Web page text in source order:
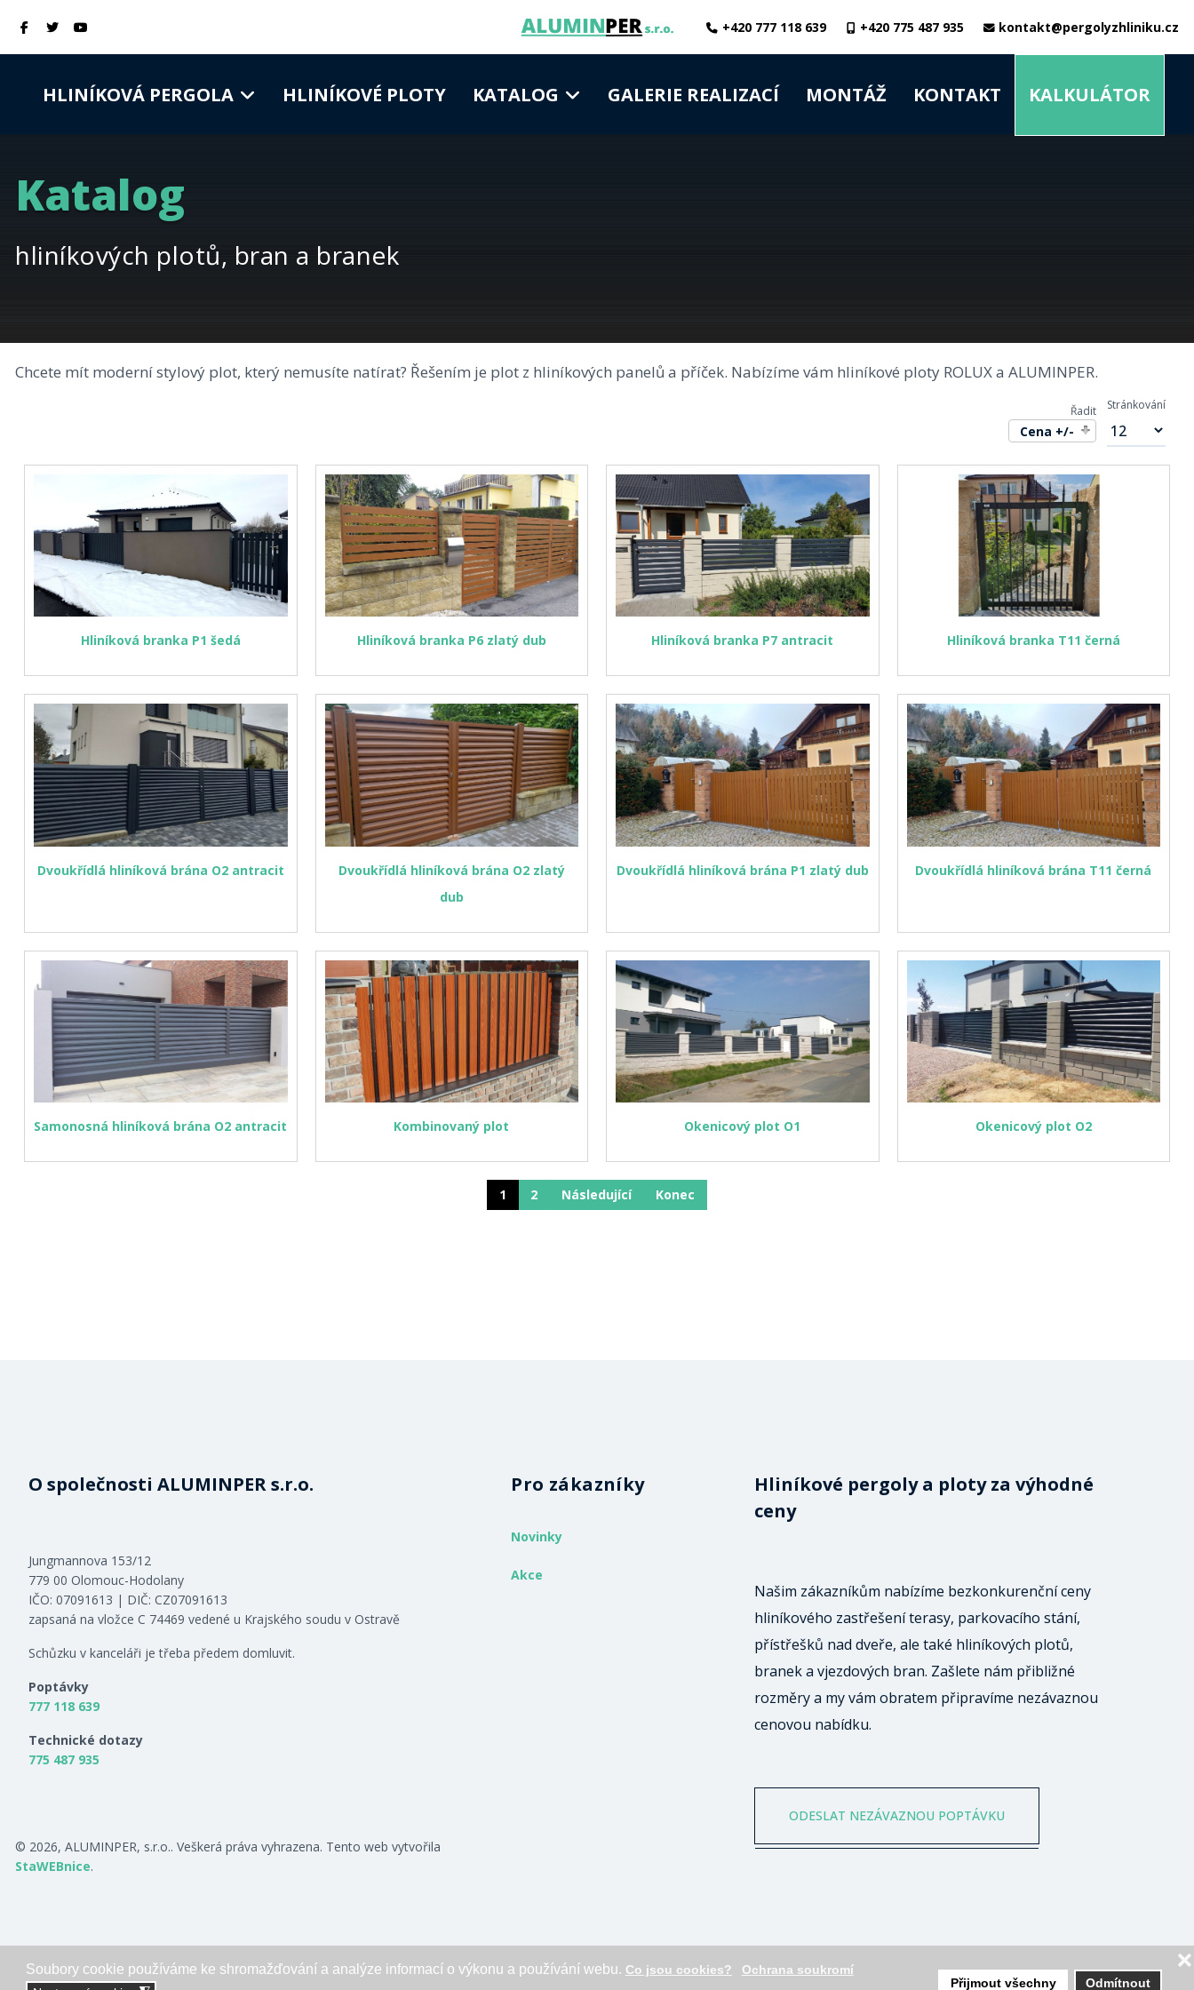
Soubory cookie používáme ke shromažďování a analýze informací o výkonu a používání webu. Co jsou cookies?
Ochrana soukromí
Přijmout všechny Odmítnout
❌
+420 777 118 639 +420 775 487 935 kontakt@pergolyzhliniku.cz
HLINÍKOVÁ PERGOLA HLINÍKOVÉ PLOTY KATALOG GALERIE REALIZACÍ MONTÁŽ KONTAKT KALKULÁTOR
Katalog
hliníkových plotů, bran a branek
Chcete mít moderní stylový plot, který nemusíte natírat? Řešením je plot z hliníkových panelů a příček. Nabízíme vám hliníkové ploty ROLUX a ALUMINPER.
Řadit
Cena +/-
Stránkování
Hliníková branka P1 šedá Hliníková branka P6 zlatý dub Hliníková branka P7 antracit Hliníková branka T11 černá
Dvoukřídlá hliníková brána O2 antracit
Dvoukřídlá hliníková brána O2 zlatý
dub
Dvoukřídlá hliníková brána P1 zlatý dub Dvoukřídlá hliníková brána T11 černá
Samonosná hliníková brána O2 antracit Kombinovaný plot Okenicový plot O1 Okenicový plot O2
1 2 Následující Konec
O společnosti ALUMINPER s.r.o.
Jungmannova 153/12
779 00 Olomouc-Hodolany
IČO: 07091613 | DIČ: CZ07091613
zapsaná na vložce C 74469 vedené u Krajského soudu v Ostravě
Schůzku v kanceláři je třeba předem domluvit.
Poptávky
777 118 639
Technické dotazy
775 487 935
© 2026, ALUMINPER, s.r.o.. Veškerá práva vyhrazena. Tento web vytvořila
StaWEBnice.
Pro zákazníky
Novinky
Akce
Hliníkové pergoly a ploty za výhodné
ceny
Našim zákazníkům nabízíme bezkonkurenční ceny
hliníkového zastřešení terasy, parkovacího stání,
přístřešků nad dveře, ale také hliníkových plotů,
branek a vjezdových bran. Zašlete nám přibližné
rozměry a my vám obratem připravíme nezávaznou
cenovou nabídku.
ODESLAT NEZÁVAZNOU POPTÁVKU